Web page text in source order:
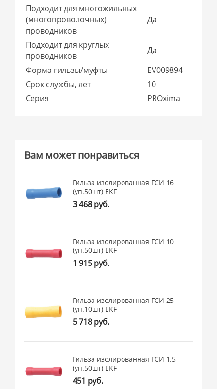
Подходит для многожильных
(многопроволочных)
проводников
Да
Подходит для круглых
проводников
Да
Форма гильзы/муфты
EV009894
Срок службы, лет
10
Серия
PROxima
Вам может понравиться
Гильза изолированная ГСИ 16
(уп.50шт) EKF
3 468 руб.
Гильза изолированная ГСИ 10
(уп.50шт) EKF
1 915 руб.
Гильза изолированная ГСИ 25
(уп.10шт) EKF
5 718 руб.
Гильза изолированная ГСИ 1.5
(уп.50шт) EKF
451 руб.